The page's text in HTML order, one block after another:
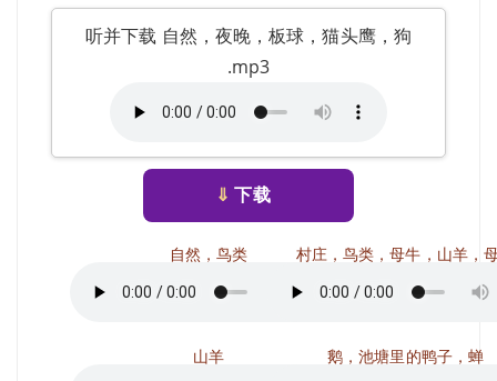
听并下载 自然，夜晚，板球，猫头鹰，狗
.mp3
⇓ 下载
自然，鸟类
山羊
村庄，鸟类，母牛，山羊，
鹅，池塘里的鸭子，蝉